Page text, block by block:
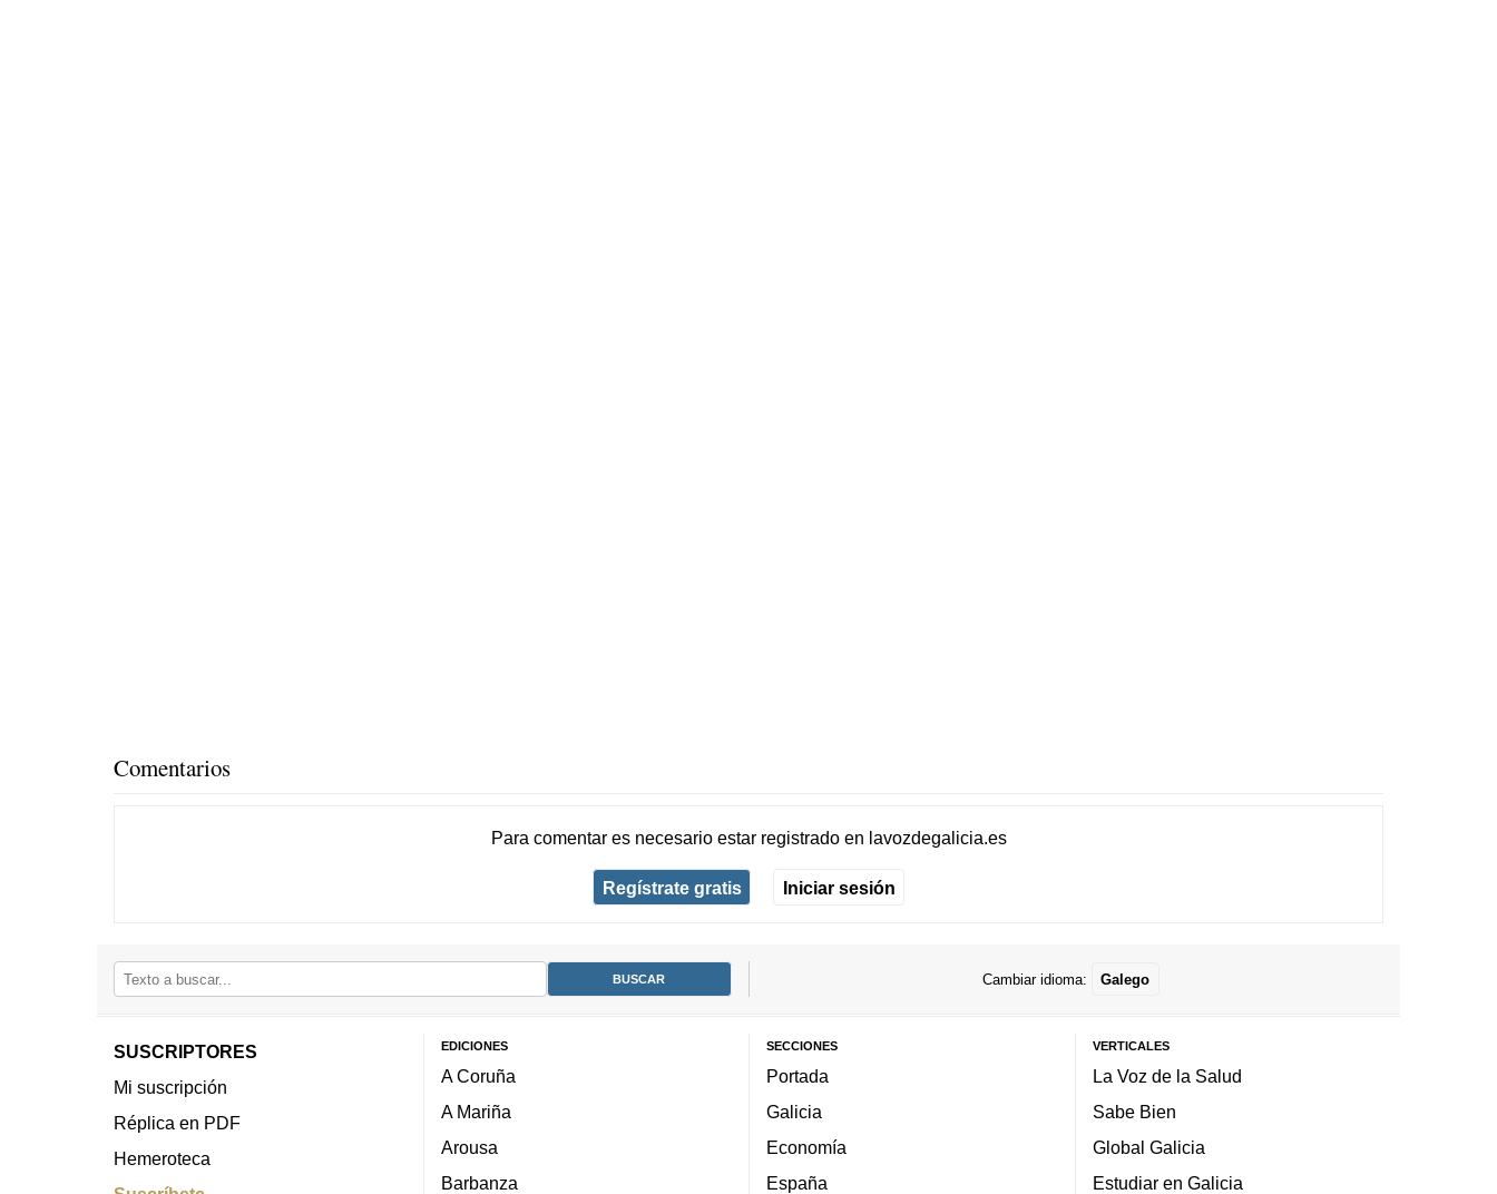
Comentarios
Para comentar es necesario estar registradoen lavozdegalicia.es
Regístrate gratis Iniciar sesión
Cambiar idioma: Galego
SUSCRIPTORES
Mi suscripción
Réplica en PDF
Hemeroteca
EDICIONES
A Coruña
A Mariña
Arousa
Barbanza
SECCIONES
Portada
Galicia
Economía
España
VERTICALES
La Voz de la Salud
Sabe Bien
Global Galicia
Estudiar en Galicia